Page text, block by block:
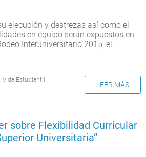
ejecución y destrezas así como el
en equipo serán expuestos en
Interuniversitario 2015, el...
Vida Estudiantil
LEER MÁS
sobre Flexibilidad Curricular
Universitaria”